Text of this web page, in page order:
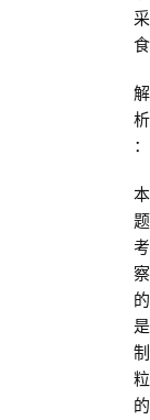
采
食
解
析
：
本
题
考
察
的
是
制
粒
的